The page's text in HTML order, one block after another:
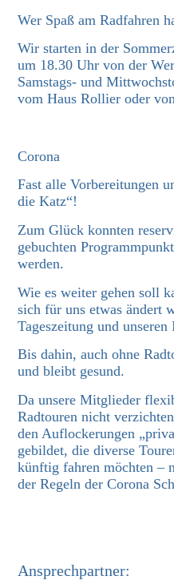
Wer Spaß am Radfahren
Wir starten in der
um 18.30 Uhr von der
Samstags- und
vom Haus Rollier oder
Corona
Fast alle Vorbereitungen
die Katz“!
Zum Glück konnten
gebuchten
werden.
Wie es weiter gehen soll
sich für uns etwas ändert
Tageszeitung und
Bis dahin, auch ohne
und bleibt gesund.
Da unsere Mitglieder
Radtouren nicht
den Auflockerungen
gebildet, die diverse
künftig fahren möchten –
der Regeln der Corona
Ansprechpartner: